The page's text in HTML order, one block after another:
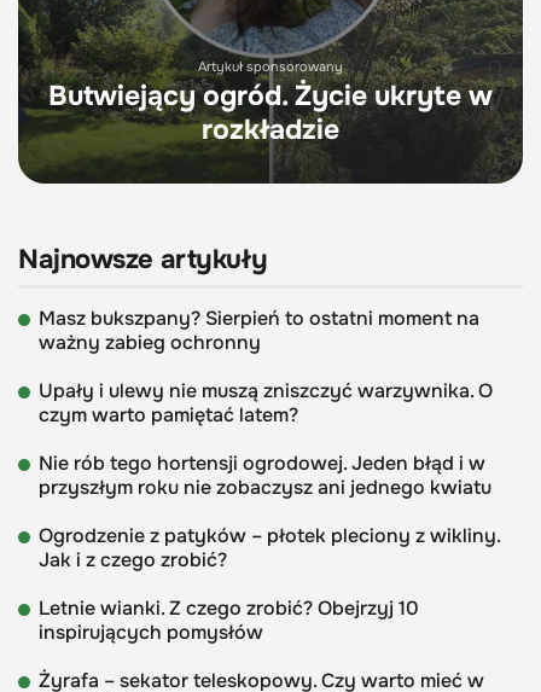
Artykuł sponsorowany
Butwiejący ogród. Życie ukryte w
rozkładzie
Najnowsze artykuły
Masz bukszpany? Sierpień to ostatni moment na
ważny zabieg ochronny
Upały i ulewy nie muszą zniszczyć warzywnika. O
czym warto pamiętać latem?
Nie rób tego hortensji ogrodowej. Jeden błąd i w
przyszłym roku nie zobaczysz ani jednego kwiatu
Ogrodzenie z patyków – płotek pleciony z wikliny.
Jak i z czego zrobić?
Letnie wianki. Z czego zrobić? Obejrzyj 10
inspirujących pomysłów
Żyrafa – sekator teleskopowy. Czy warto mieć w